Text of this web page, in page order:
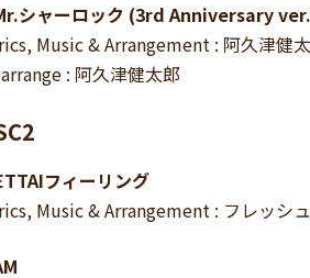
シャーロック (3rd Anniversary
Music & Arrangement : 阿久津健
: 阿久津健太郎
フィーリング
Music & Arrangement : フレッシ